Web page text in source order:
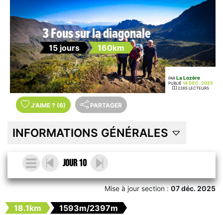
3 Fous sur la diagonale
15 jours 160km
PAR La Lozère
PUBLIÉ 14 DÉC. 2025
2265 LECTEURS
J'AIME ? (6) PARTAGER
INFORMATIONS GÉNÉRALES
Jour 10
Mise à jour section :07 déc. 2025
18.1km
1593m/2397m